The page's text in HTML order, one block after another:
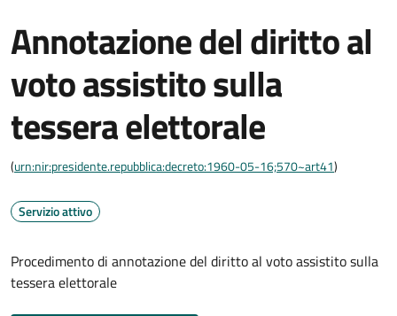
Annotazione del diritto al
voto assistito sulla
tessera elettorale
(urn:nir:presidente.repubblica:decreto:1960-05-16;570~art41)
Servizio attivo
Procedimento di annotazione del diritto al voto assistito sulla
tessera elettorale